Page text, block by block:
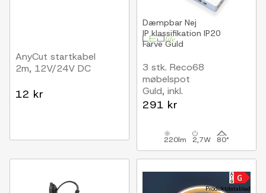
AnyCut startkabel
2m, 12V/24V DC
12 kr
Dæmpbar Nej
IP klassifikation IP20
FarveGuld
3 stk. Reco68
møbelspot
Guld, inkl.
strømforsyning
291 kr
220lm 2,7W 80°
Produktdatablad